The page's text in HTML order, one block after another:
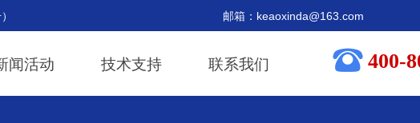
闻活动 技术支持 联系我们 400-
뀰
） 邮箱：keaoxinda@163.com